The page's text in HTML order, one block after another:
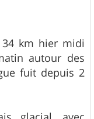
km hier midi
autour des
fuit depuis 2